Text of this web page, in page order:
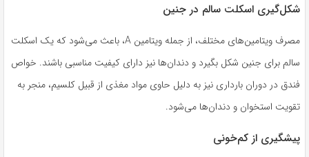
شکل‌گیری اسکلت سالم در جنین
مصرف ویتامین‌های مختلف، از جمله ویتامین A، باعث می‌شود که یک اسکلت
سالم برای جنین شکل بگیرد و دندان‌ها نیز دارای کیفیت مناسبی باشند. خواص
فندق در دوران بارداری نیز به دلیل حاوی مواد مغذی از قبیل کلسیم، منجر به
تقویت استخوان و دندان‌ها می‌شود.
پیشگیری از کم‌خونی